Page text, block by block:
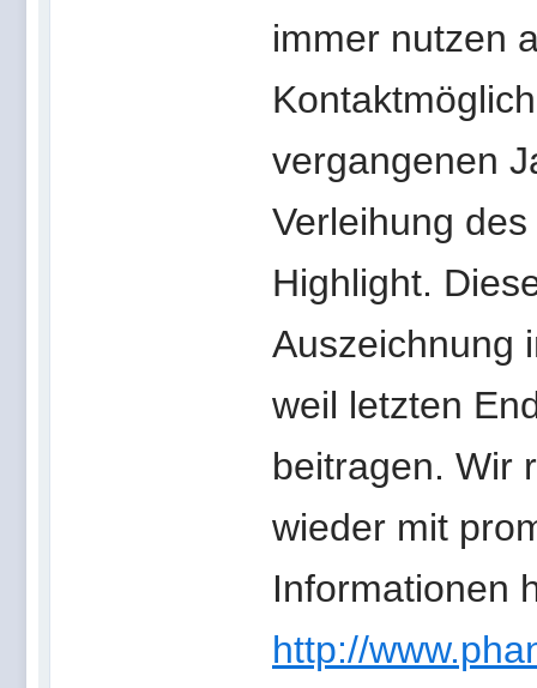
immer nutzen
vergangenen
Verleihung
Highlight.
Auszeichnung
weil letzten
beitragen. Wir
wieder mit
Informationen
http://